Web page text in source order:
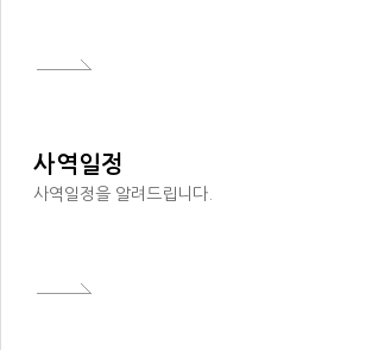
사역일정
사역일정을 알려드립니다.